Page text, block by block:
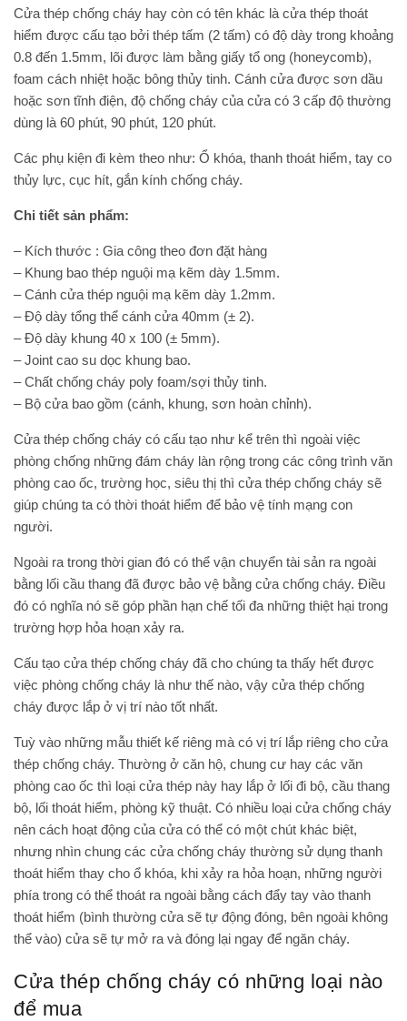
Cửa thép chống cháy hay còn có tên khác là cửa thép thoát
hiểm được cấu tạo bởi thép tấm (2 tấm) có độ dày trong khoảng
0.8 đến 1.5mm, lõi được làm bằng giấy tổ ong (honeycomb),
foam cách nhiệt hoặc bông thủy tinh. Cánh cửa được sơn dầu
hoặc sơn tĩnh điện, độ chống cháy của cửa có 3 cấp độ thường
dùng là 60 phút, 90 phút, 120 phút.
Các phụ kiện đi kèm theo như: Ổ khóa, thanh thoát hiểm, tay co
thủy lực, cục hít, gắn kính chống cháy.
Chi tiết sản phẩm:
– Kích thước : Gia công theo đơn đặt hàng
– Khung bao thép nguội mạ kẽm dày 1.5mm.
– Cánh cửa thép nguội mạ kẽm dày 1.2mm.
– Độ dày tổng thể cánh cửa 40mm (± 2).
– Độ dày khung 40 x 100 (± 5mm).
– Joint cao su dọc khung bao.
– Chất chống cháy poly foam/sợi thủy tinh.
– Bộ cửa bao gồm (cánh, khung, sơn hoàn chỉnh).
Cửa thép chống cháy có cấu tạo như kể trên thì ngoài việc
phòng chống những đám cháy làn rộng trong các công trình văn
phòng cao ốc, trường học, siêu thị thì cửa thép chống cháy sẽ
giúp chúng ta có thời thoát hiểm để bảo vệ tính mạng con
người.
Ngoài ra trong thời gian đó có thể vận chuyển tài sản ra ngoài
bằng lối cầu thang đã được bảo vệ bằng cửa chống cháy. Điều
đó có nghĩa nó sẽ góp phần hạn chế tối đa những thiệt hại trong
trường hợp hỏa hoạn xảy ra.
Cấu tạo cửa thép chống cháy đã cho chúng ta thấy hết được
việc phòng chống cháy là như thế nào, vậy cửa thép chống
cháy được lắp ở vị trí nào tốt nhất.
Tuỳ vào những mẫu thiết kế riêng mà có vị trí lắp riêng cho cửa
thép chống cháy. Thường ở căn hộ, chung cư hay các văn
phòng cao ốc thì loại cửa thép này hay lắp ở lối đi bộ, cầu thang
bộ, lối thoát hiểm, phòng kỹ thuật. Có nhiều loại cửa chống cháy
nên cách hoạt động của cửa có thể có một chút khác biệt,
nhưng nhìn chung các cửa chống cháy thường sử dụng thanh
thoát hiểm thay cho ổ khóa, khi xảy ra hỏa hoạn, những người
phía trong có thể thoát ra ngoài bằng cách đẩy tay vào thanh
thoát hiểm (bình thường cửa sẽ tự động đóng, bên ngoài không
thể vào) cửa sẽ tự mở ra và đóng lại ngay để ngăn cháy.
Cửa thép chống cháy có những loại nào
để mua